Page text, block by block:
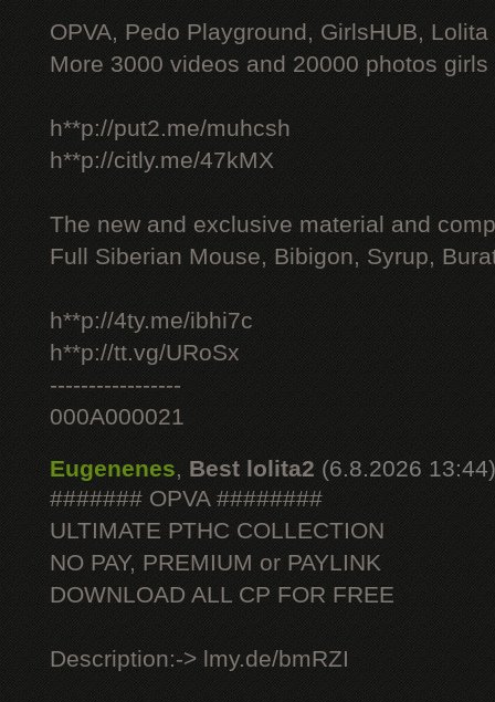
OPVA, Pedo Playground, GirlsHUB, Lolita
More 3000 videos and 20000 photos
h**p://put2.me/muhcsh
h**p://citly.me/47kMX
The new and exclusive material and
Full Siberian Mouse, Bibigon, Syrup,
h**p://4ty.me/ibhi7c
h**p://tt.vg/URoSx
-----------------
000A000021
Eugenenes, Best lolita2 (6.8.2026 13:44)
####### OPVA ########
ULTIMATE РТНС COLLECTION
NO PAY, PREMIUM or PAYLINK
DOWNLOAD ALL СР FOR FREE
Description:-> lmy.de/bmRZI